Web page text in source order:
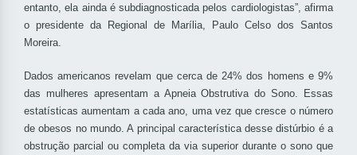
entanto, ela ainda é subdiagnosticada pelos cardiologistas”, afirma
o presidente da Regional de Marília, Paulo Celso dos Santos
Moreira.
Dados americanos revelam que cerca de 24% dos homens e 9%
das mulheres apresentam a Apneia Obstrutiva do Sono. Essas
estatísticas aumentam a cada ano, uma vez que cresce o número
de obesos no mundo. A principal característica desse distúrbio é a
obstrução parcial ou completa da via superior durante o sono que